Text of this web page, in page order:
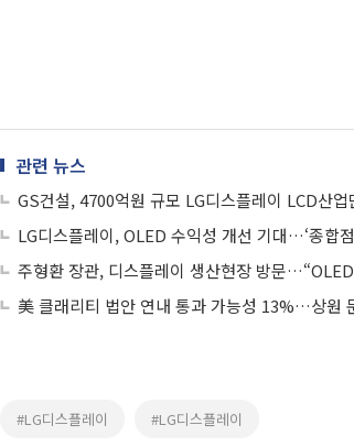
관련 뉴스
GS건설, 4700억원 규모 LG디스플레이 LCD산업
LG디스플레이, OLED 수익성 개선 기대…‘종합
주형환 장관, 디스플레이 생산현장 방문
美 클래리티 법안 연내 통과 가능성 13%…상원
#LG디스플레이 #LG디스플레이